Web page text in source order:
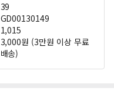
39
GD00130149
1,015
3,000원 (3만원 이상 무료
배송)